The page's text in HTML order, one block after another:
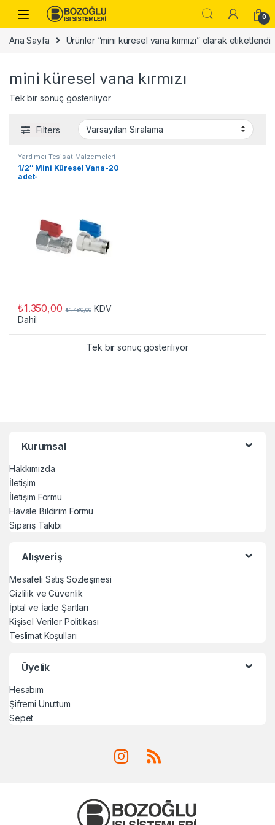
Skip to navigation
Skip to content
0
Ana Sayfa Ürünler “mini küresel vana kırmızı” olarak etiketlendi
mini küresel vana kırmızı
Tek bir sonuç gösteriliyor
Filters
Yardımcı Tesisat Malzemeleri
1/2″ Mini Küresel Vana-20
adet-
₺1.350,00 ₺1.480,00 KDV
Dahil
Tek bir sonuç gösteriliyor
Kurumsal
Hakkımızda
İletişim
İletişim Formu
Havale Bildirim Formu
Sipariş Takibi
Alışveriş
Mesafeli Satış Sözleşmesi
Gizlilik ve Güvenlik
İptal ve İade Şartları
Kişisel Veriler Politikası
Teslimat Koşulları
Üyelik
Hesabım
Şifremi Unuttum
Sepet